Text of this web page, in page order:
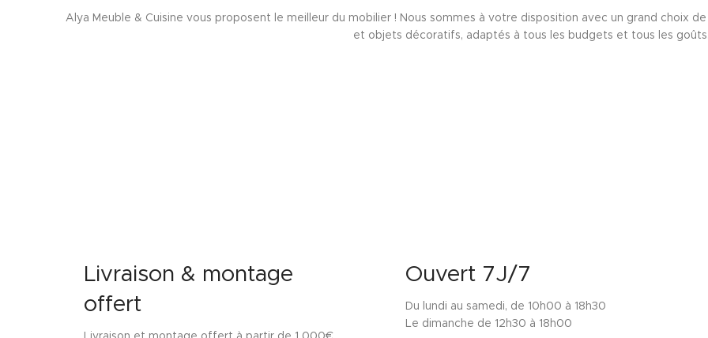
Alya Meuble & Cuisine vous proposent le meilleur du mobilier ! Nous sommes à votre disposition avec un grand choix
et objets décoratifs, adaptés à tous les budgets et tous les goûts.
Livraison & montage
offert
Ouvert 7J/7
Du lundi au samedi, de 10h00 à 18h30
Le dimanche de 12h30 à 18h00